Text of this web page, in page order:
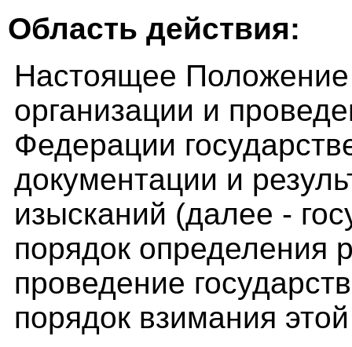
Область действия:
Настоящее Положение
организации и
Федерации
документации и
изысканий (далее -
порядок определения
проведение
порядок взимания